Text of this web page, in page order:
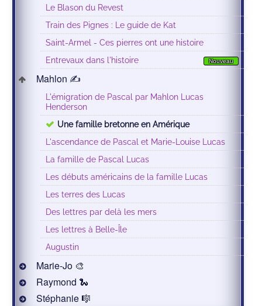
Le Blason du Revest
Train des Pignes : Le guide de Kat
Saint-Armel - Ces pierres ont une histoire
Nouveau
Entrevaux dans l'histoire
Mahlon ✍
L'émigration de Pascal par Mahlon Lucas
Henderson
Une famille bretonne en Amérique
L'ascendance de Pascal et Marie-Louise Lucas
La famille de Pascal Lucas
Les débuts américains de la famille Lucas
Les terres des Lucas
Des lettres par delà les mers
Les lettres à Belle-Île
Augustin
Marie-Jo 🎨
Raymond 🐍
Stéphanie 🎼